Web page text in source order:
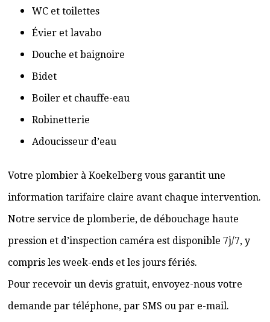
WC et toilettes
Évier et lavabo
Douche et baignoire
Bidet
Boiler et chauffe-eau
Robinetterie
Adoucisseur d’eau
Votre plombier à Koekelberg vous garantit une
information tarifaire claire avant chaque intervention.
Notre service de plomberie, de débouchage haute
pression et d’inspection caméra est disponible 7j/7, y
compris les week-ends et les jours fériés.
Pour recevoir un devis gratuit, envoyez-nous votre
demande par téléphone, par SMS ou par e-mail.